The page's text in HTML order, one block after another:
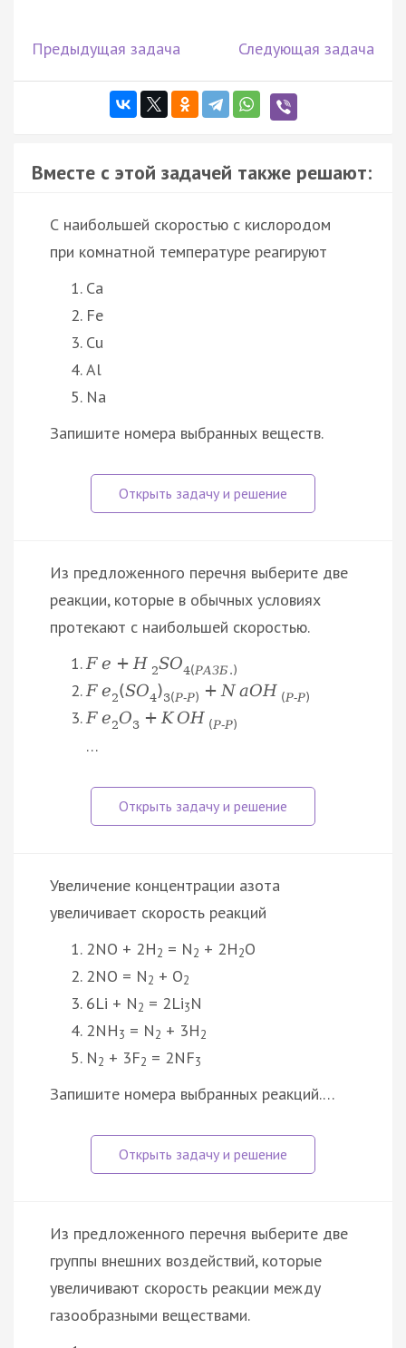
Предыдущая задача Следующая задача
Вместе с этой задачей также решают:
С наибольшей скоростью с кислородом
при комнатной температуре реагируют
Ca
Fe
Cu
Al
Na
Запишите номера выбранных веществ.
Из предложенного перечня выберите две
реакции, которые в обычных условиях
протекают с наибольшей скоростью.
Fe + H 2SO4(РАЗБ .)
Fe2(SO4)3(Р‑Р) + NaOH (Р‑Р)
Fe2O3 + K OH (Р‑Р)
…
Увеличение концентрации азота
увеличивает скорость реакций
2NO + 2H2 = N2 + 2H2O
2NO = N2 + O2
6Li + N2 = 2Li3N
2NH3 = N2 + 3H2
N2 + 3F2 = 2NF3
Запишите номера выбранных реакций.…
Из предложенного перечня выберите две
группы внешних воздействий, которые
увеличивают скорость реакции между
газообразными веществами.